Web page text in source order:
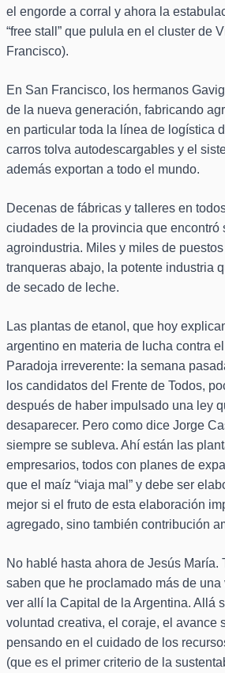
el engorde a corral y ahora la
“free stall” que pulula en el cluster de
Francisco).
En San Francisco, los hermanos
de la nueva generación, fabricando
en particular toda la línea de logística
carros tolva autodescargables y el
además exportan a todo el mundo.
Decenas de fábricas y talleres en
ciudades de la provincia que encontró
agroindustria. Miles y miles de
tranqueras abajo, la potente industria
de secado de leche.
Las plantas de etanol, que hoy
argentino en materia de lucha contra
Paradoja irreverente: la semana
los candidatos del Frente de Todos,
después de haber impulsado una ley
desaparecer. Pero como dice Jorge
siempre se subleva. Ahí están las
empresarios, todos con planes de
que el maíz “viaja mal” y debe ser
mejor si el fruto de esta elaboración
agregado, sino también contribución
No hablé hasta ahora de Jesús María.
saben que he proclamado más de una
ver allí la Capital de la Argentina. Allá
voluntad creativa, el coraje, el avance
pensando en el cuidado de los
(que es el primer criterio de la